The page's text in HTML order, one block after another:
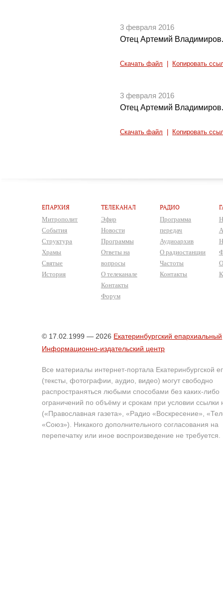
3 февраля 2016
Отец Артемий
Скачать файл Копировать
3 февраля 2016
Отец Артемий
Скачать файл Копировать
ЕПАРХИЯ
Митрополит
События
Структура
Храмы
Святые
История
ТЕЛЕКАНАЛ
Эфир
Новости
Программы
Ответы на
вопросы
О телеканале
Контакты
Форум
РАДИО
Программа
передач
Аудиоархив
О радиостанции
Частоты
Контакты
© 17.02.1999 — 2026 Екатеринбургский епархиальный
Информационно-издательский центр
Все материалы интернет-портала Екатеринбургской
(тексты, фотографии, аудио, видео) могут свободно
распространяться любыми способами без каких-либо
ограничений по объёму и срокам при условии ссылки
(«Православная газета», «Радио «Воскресение»,
«Союз»). Никакого дополнительного согласования на
перепечатку или иное воспроизведение не требуется.